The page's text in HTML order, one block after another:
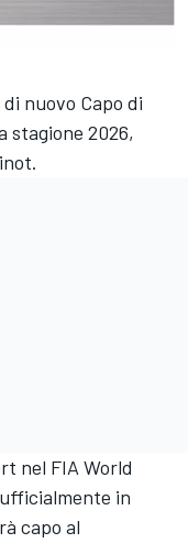
nuovo Capo di
stagione 2026,
nel FIA World
in
capo al